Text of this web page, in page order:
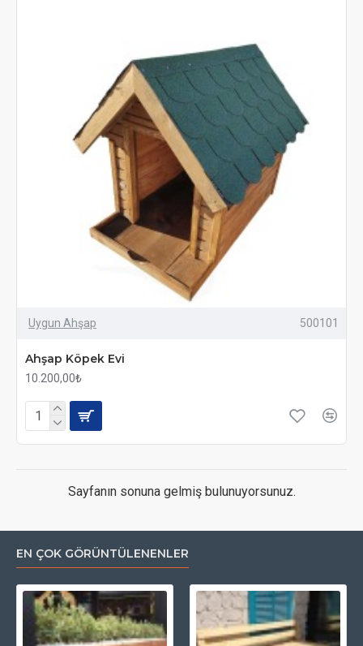
Uygun Ahşap 500101
Ahşap Köpek Evi
10.200,00₺
Sayfanın sonuna gelmiş bulunuyorsunuz.
EN ÇOK GÖRÜNTÜLENENLER